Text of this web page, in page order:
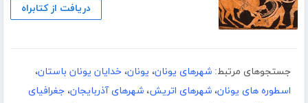
دریافت از کتابراه
جستجوهای مرتبط: شهرهای یونان، یونان، خدایان یونان باستان،
اسطوره های یونان، شهرهای اتریش، شهرهای آذربایجان، جغرافیای